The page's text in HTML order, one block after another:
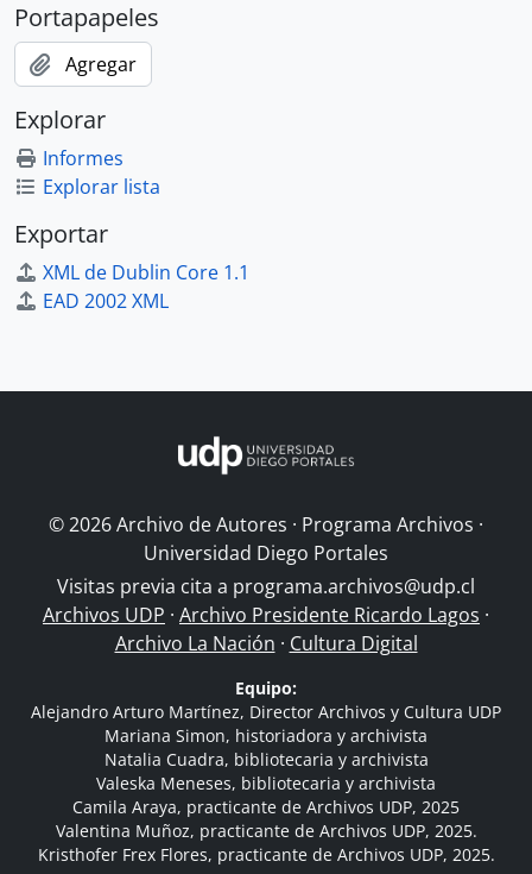
Portapapeles
Agregar
Explorar
Informes
Explorar lista
Exportar
XML de Dublin Core 1.1
EAD 2002 XML
© 2026 Archivo de Autores · Programa Archivos ·
Universidad Diego Portales
Visitas previa cita a programa.archivos@udp.cl
Archivos UDP · Archivo Presidente Ricardo Lagos ·
Archivo La Nación · Cultura Digital
Equipo:
Alejandro Arturo Martínez, Director Archivos y Cultura UDP
Mariana Simon, historiadora y archivista
Natalia Cuadra, bibliotecaria y archivista
Valeska Meneses, bibliotecaria y archivista
Camila Araya, practicante de Archivos UDP, 2025
Valentina Muñoz, practicante de Archivos UDP, 2025.
Kristhofer Frex Flores, practicante de Archivos UDP, 2025.